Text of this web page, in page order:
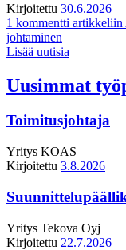
Kirjoitettu 30.6.2026
1 kommentti artikkeliin
johtaminen
Lisää uutisia
Uusimmat
Toimitusjohtaja
Yritys KOAS
Kirjoitettu 3.8.2026
Yritys Tekova Oyj
Kirjoitettu 22.7.2026